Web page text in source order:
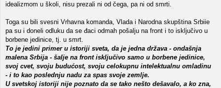
idealizmom u školi, nisu prezali ni od čega, pa ni od smrti.
Toga su bili svesni Vrhavna komanda, Vlada i Narodna skupština Srbiie
pa su i doneli odluku da se đaci odmah pošalju na front i to isključivo u
borbene jedinice, tj. u smrt.
To je jedini primer u istoriji sveta, da je jedna država - ondašnja
malena Srbija - šalje na front isključivo samo u borbene jedinice,
svoj cvet, svoju budućost, svoju celokupnu intelektualnu omladinu
- i to kao poslednju nadu za spas svoje zemlje.
U svetskoj istoriji nije poznato da se tako nešto dešavalo, a ko zna,